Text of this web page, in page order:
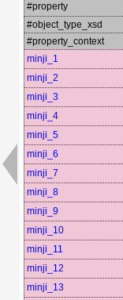
#property
#object_type_xsd
#property_context
minji_1
minji_2
minji_3
minji_4
minji_5
minji_6
minji_7
minji_8
minji_9
minji_10
minji_11
minji_12
minji_13